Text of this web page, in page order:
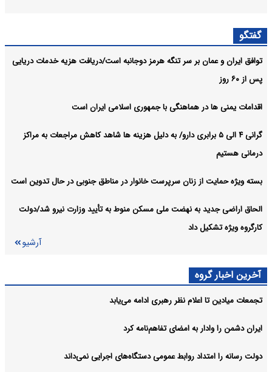
سیاسی: خبرنگاری بیش از هر زمان دیگر عرصه نبرد روایت ها، حقیقت ها و اراده
ها است
گفتگو
توافق ایران و عمان بر سر تنگه هرمز دوجانبه است/دریافت هزیه خدمات دریایی
پس از ۶۰ روز
اقدامات یمنی ها در هماهنگی با جمهوری اسلامی ایران است
گرانی ۴ الی ۵ برابری دارو/ به دلیل هزینه ها شاهد کاهش مراجعات به مراکز
درمانی هستیم
بسته ویژه حمایت از زنان سرپرست خانوار در مناطق جنوبی در حال تدوین است
الحاق اراضی جدید به نهضت ملی مسکن منوط به تأیید وزارت نیرو شد/دولت
کارگروه ویژه تشکیل داد
آرشیو
آخرین اخبار گروه
تجمعات میادین تا اعلام نظر رهبری ادامه می‌یابد
ایران دشمن را وادار به امضای تفاهم‌نامه کرد
دولت رسانه را امتداد روابط عمومی دستگاه‌های اجرایی نمی‌داند